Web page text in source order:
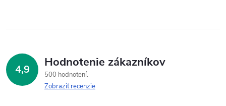
4,9 Hodnotenie zákazníkov
500 hodnotení
Zobraziť recenzie